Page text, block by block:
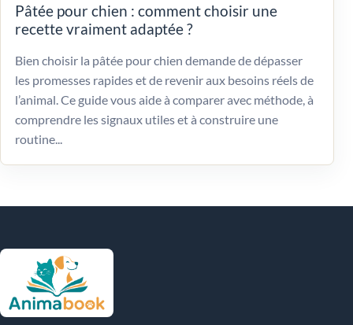
Pâtée pour chien : comment choisir une
recette vraiment adaptée ?
Bien choisir la pâtée pour chien demande de dépasser
les promesses rapides et de revenir aux besoins réels de
l’animal. Ce guide vous aide à comparer avec méthode, à
comprendre les signaux utiles et à construire une
routine...